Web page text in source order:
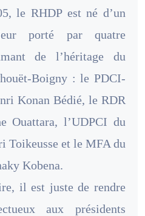
le RHDP est né d’un
porté par quatre
de l’héritage du
Boigny : le PDCI-
Konan Bédié, le RDR
Ouattara, l’UDPCI du
Toikeusse et le MFA du
Kobena.
il est juste de rendre
aux présidents